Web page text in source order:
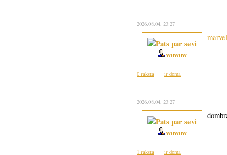
2026.08.04, 23:27
wowow
0 raksta ir doma
2026.08.04, 23:27
wowow
1 raksta ir doma